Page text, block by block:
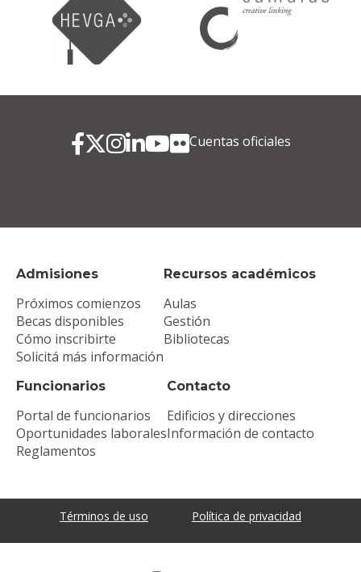
Admisiones
Próximos comienzos
Becas disponibles
Cómo inscribirte
Solicitá más información
Recursos académicos
Aulas
Gestión
Bibliotecas
Funcionarios
Portal de funcionarios
Oportunidades laborales
Reglamentos
Contacto
Edificios y direcciones
Información de contacto
Cuentas oficiales
Términos de uso Política de privacidad